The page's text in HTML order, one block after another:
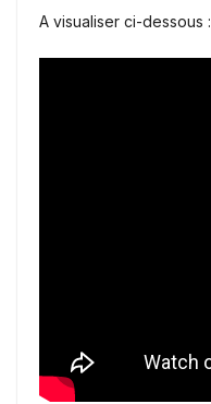
A visualiser ci-dessous :